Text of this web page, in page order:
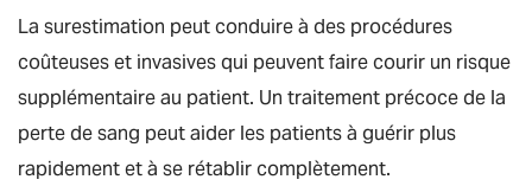
La surestimation peut conduire à des procédures
coûteuses et invasives qui peuvent faire courir un risque
supplémentaire au patient. Un traitement précoce de la
perte de sang peut aider les patients à guérir plus
rapidement et à se rétablir complètement.